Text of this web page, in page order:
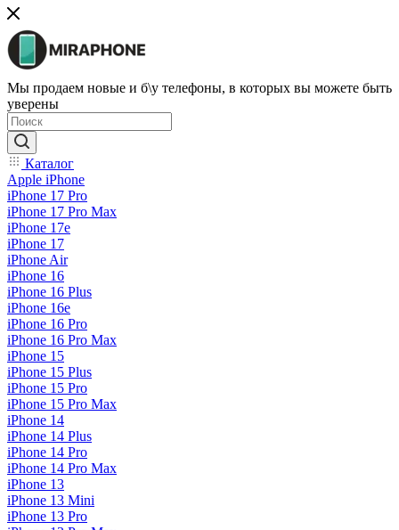
Мы продаем новые и б\у телефоны, в которых вы можете быть
уверены
Каталог
Apple iPhone
iPhone 17 Pro
iPhone 17 Pro Max
iPhone 17e
iPhone 17
iPhone Air
iPhone 16
iPhone 16 Plus
iPhone 16e
iPhone 16 Pro
iPhone 16 Pro Max
iPhone 15
iPhone 15 Plus
iPhone 15 Pro
iPhone 15 Pro Max
iPhone 14
iPhone 14 Plus
iPhone 14 Pro
iPhone 14 Pro Max
iPhone 13
iPhone 13 Mini
iPhone 13 Pro